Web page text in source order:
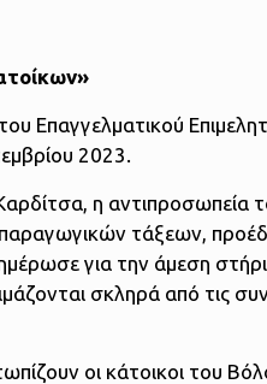
Επαγγελματικού
2023.
η αντιπροσωπεία
τάξεων,
για την άμεση
σκληρά από τις
οι κάτοικοι του